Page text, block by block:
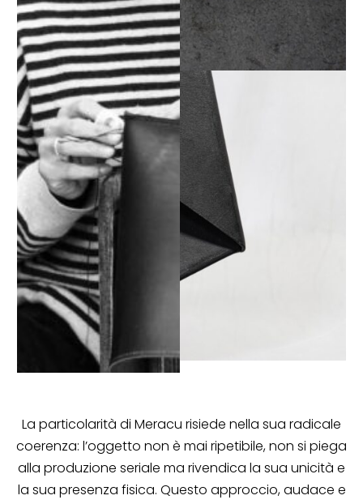
La particolarità di Meracu risiede nella sua radicale
coerenza: l’oggetto non è mai ripetibile, non si piega
alla produzione seriale ma rivendica la sua unicità e
la sua presenza fisica. Questo approccio, audace e